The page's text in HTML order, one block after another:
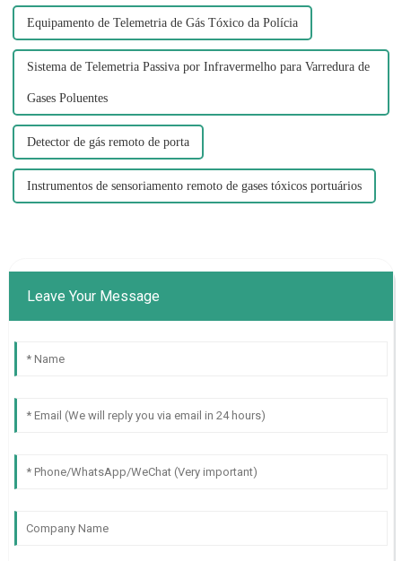
Equipamento de Telemetria de Gás Tóxico da Polícia
Sistema de Telemetria Passiva por Infravermelho para Varredura de
Gases Poluentes
Detector de gás remoto de porta
Instrumentos de sensoriamento remoto de gases tóxicos portuários
Leave Your Message